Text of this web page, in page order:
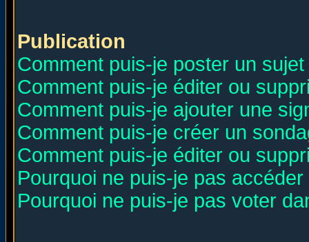
Publication
Comment puis-je poster un
Comment puis-je éditer ou
Comment puis-je ajouter une
Comment puis-je créer un
Comment puis-je éditer ou
Pourquoi ne puis-je pas
Pourquoi ne puis-je pas voter